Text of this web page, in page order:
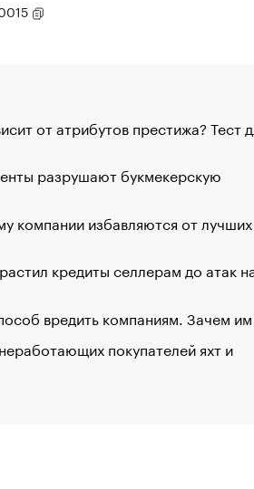
от атрибутов престижа? Тест
разрушают букмекерскую
компании избавляются от лучших
кредиты селлерам до атак
вредить компаниям. Зачем
покупателей яхт и